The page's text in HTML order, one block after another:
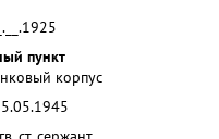
__.__.1925
пункт
корпус